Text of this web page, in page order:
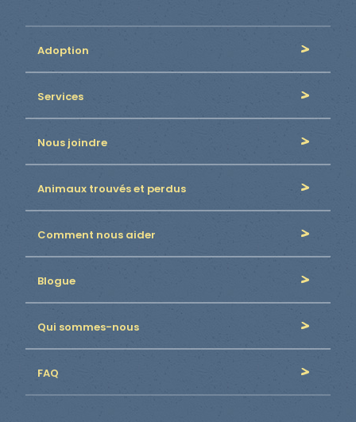
Adoption
Services
Nous joindre
Animaux trouvés et perdus
Comment nous aider
Blogue
Qui sommes-nous
FAQ